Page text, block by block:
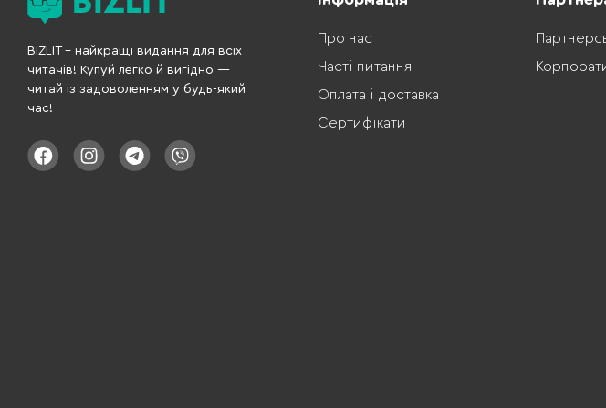
BIZLIT – найкращі видання для всіх
читачів! Купуй легко й вигідно —
читай із задоволенням у будь-який
час!
Про нас
Часті питання
Оплата і доставка
Сертифікати